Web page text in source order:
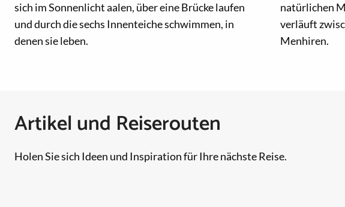
sich im Sonnenlicht aalen, über eine Brücke laufen
und durch die sechs Innenteiche schwimmen, in
denen sie leben.
natürlichen
verläuft
Menhiren.
Artikel und Reiserouten
Holen Sie sich Ideen und Inspiration für Ihre nächste Reise.